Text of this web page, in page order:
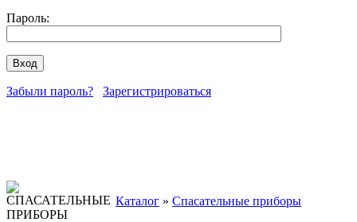
Пароль:
Забыли пароль? Зарегистрироваться
Каталог » Спасательные приборы